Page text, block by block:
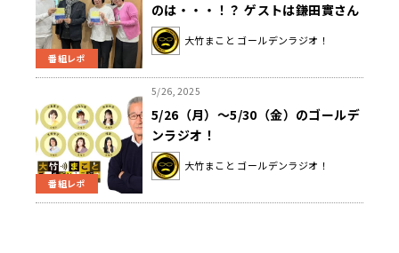
番組レポ
のは・・・！？ ゲストは鎌田實さん
でした。
大竹まこと ゴールデンラジオ！
番組レポ
5/26, 2025
5/26（月）～5/30（金）のゴールデ
ンラジオ！
大竹まこと ゴールデンラジオ！